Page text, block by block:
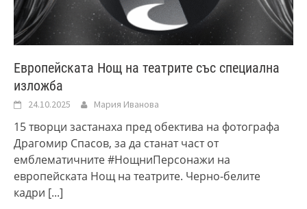
Европейската Нощ на театрите със специална
изложба
24.10.2025 Мария Иванова
15 творци застанаха пред обектива на фотографа
Драгомир Спасов, за да станат част от
емблематичните #НощниПерсонажи на
европейската Нощ на театрите. Черно-белите
кадри [...]